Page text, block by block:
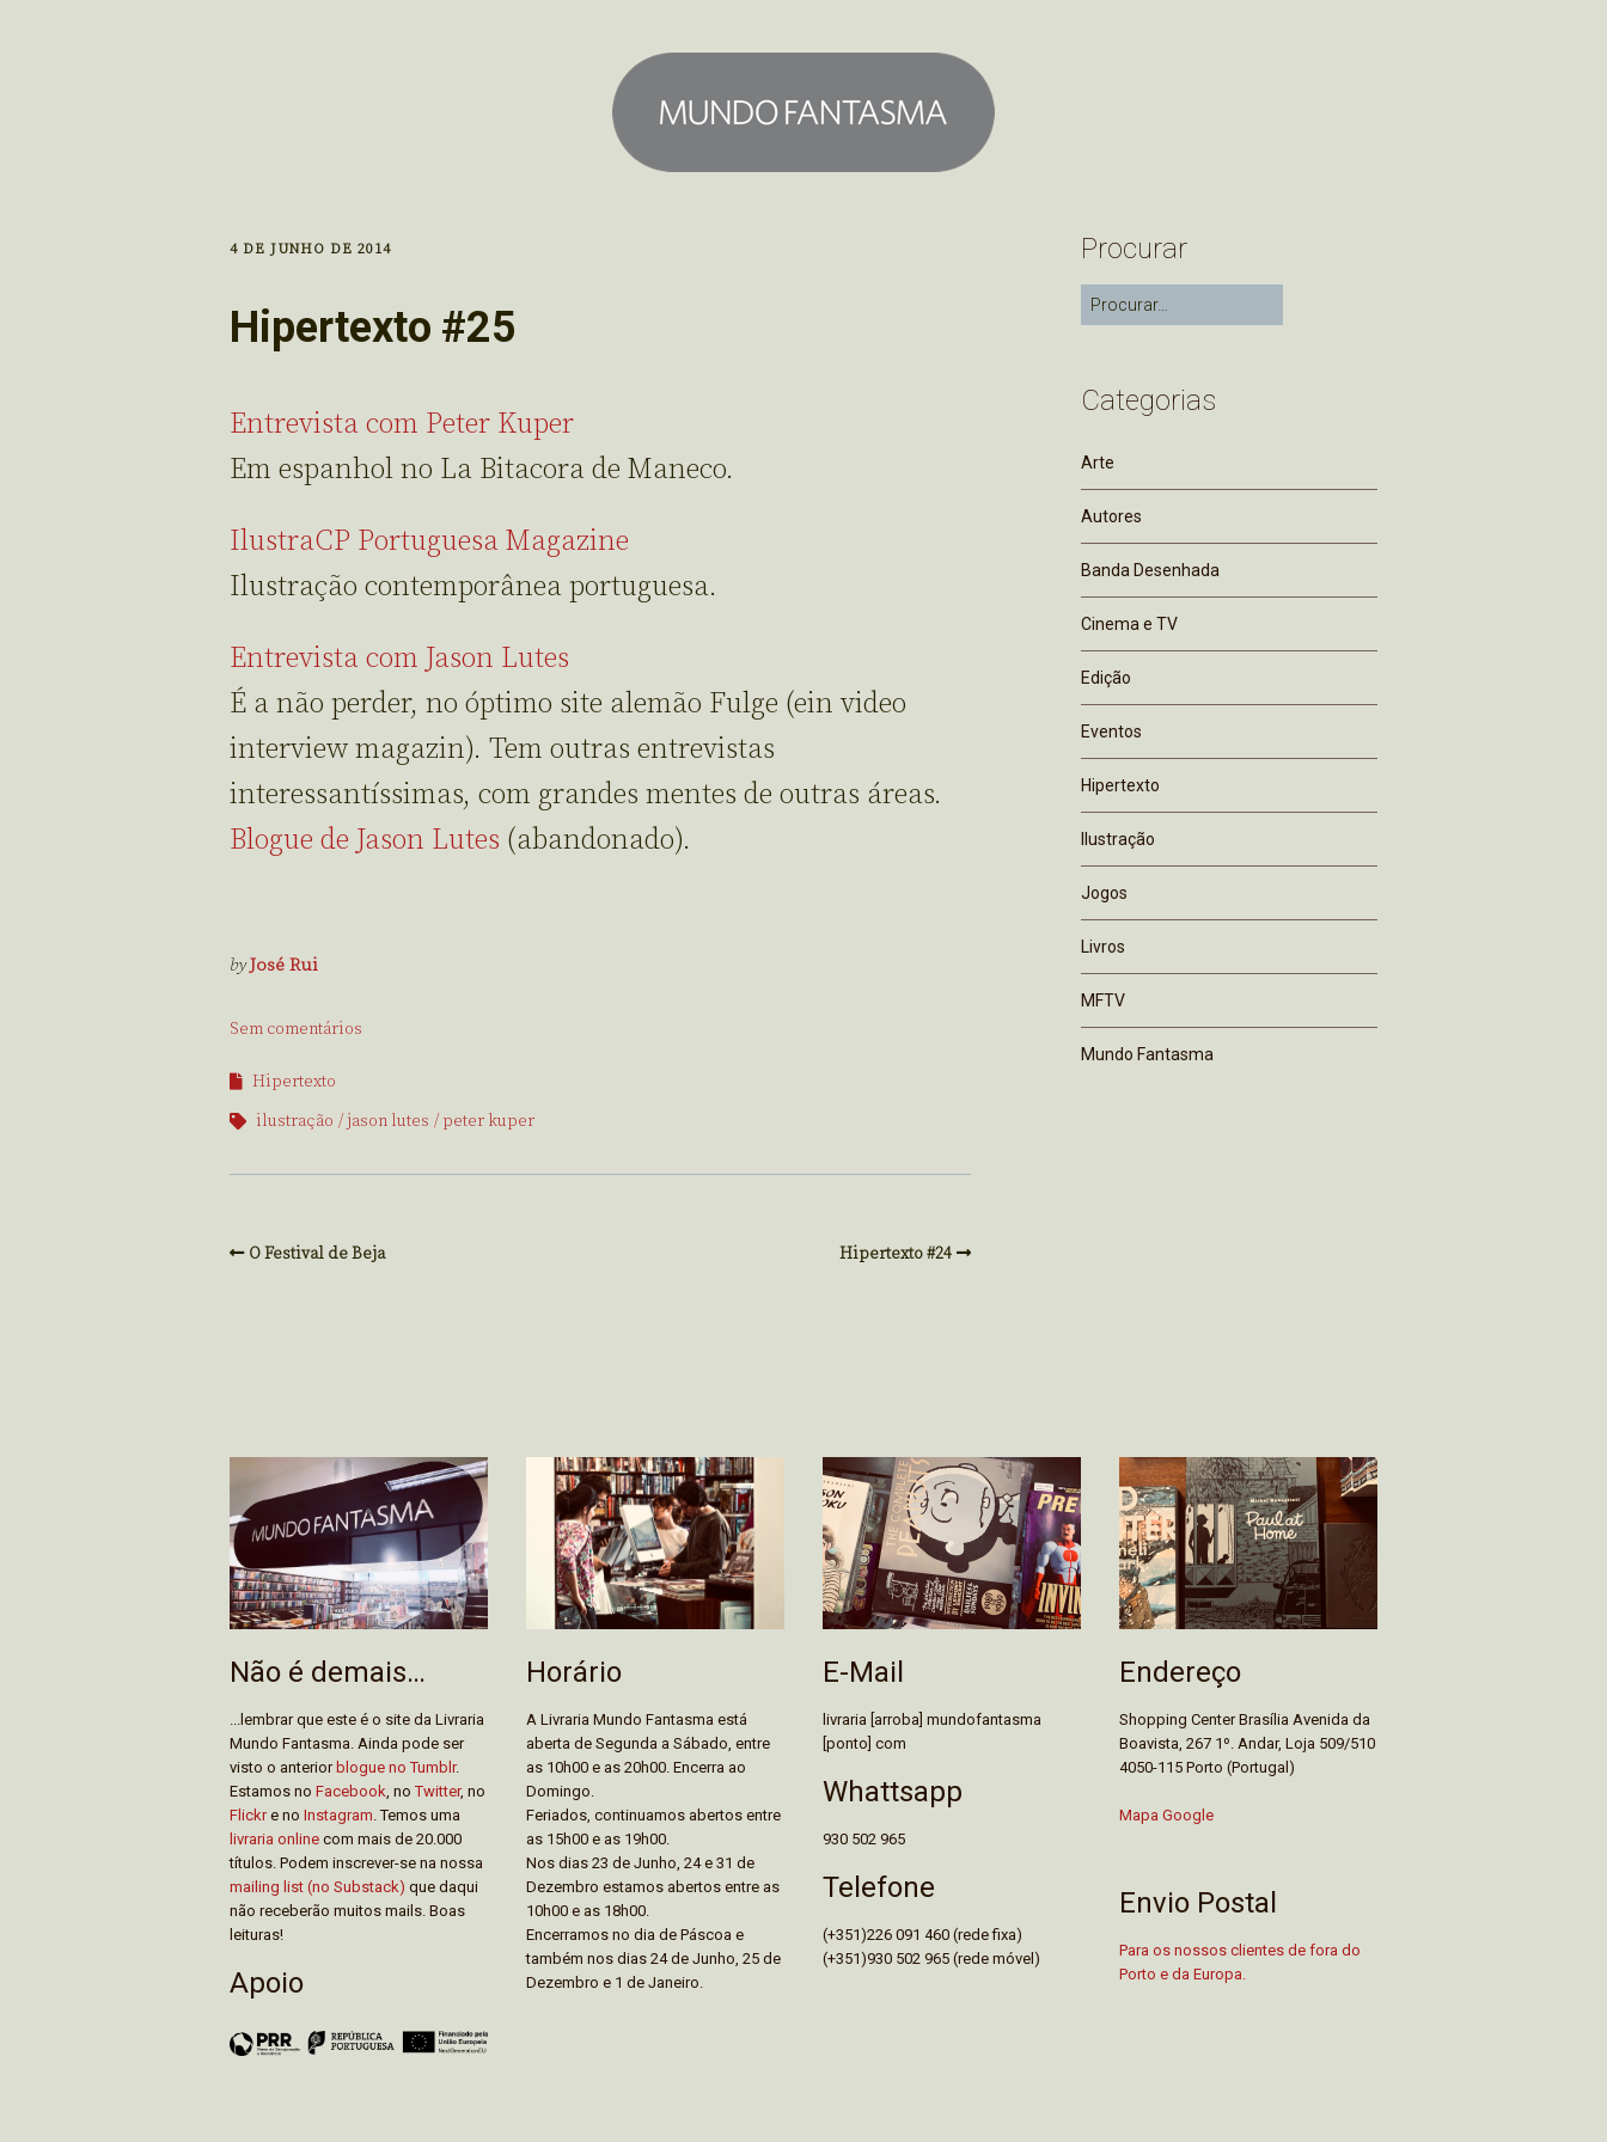
4 DE JUNHO DE 2014
Hipertexto #25
Entrevista com Peter Kuper
Em espanhol no La Bitacora de Maneco.
IlustraCP Portuguesa Magazine
Ilustração contemporânea portuguesa.
Entrevista com Jason Lutes
É a não perder, no óptimo site alemão Fulge (ein video
interview magazin). Tem outras entrevistas
interessantíssimas, com grandes mentes de outras áreas.
Blogue de Jason Lutes (abandonado).
byJosé Rui
Sem comentários
Hipertexto
ilustração
jason lutes peter kuper
O Festival de Beja Hipertexto #24
Procurar
Categorias
Arte
Autores
Banda Desenhada
Cinema e TV
Edição
Eventos
Hipertexto
Ilustração
Jogos
Livros
MFTV
Mundo Fantasma
Não é demais…
...lembrar que este é o site da Livraria
Mundo Fantasma. Ainda pode ser
visto o anteriorblogue no Tumblr.
Estamos no Facebook , noTwitter, no
Flickre no Instagram . Temos uma
livraria online com mais de 20.000
títulos. Podem inscrever-se na nossa
mailing list (no Substack) que daqui
não receberão muitos mails. Boas
leituras!
Apoio
Horário
A Livraria Mundo Fantasma está
aberta de Segunda a Sábado, entre
as 10h00 e as 20h00. Encerra ao
Domingo.
Feriados, continuamos abertos entre
as 15h00 e as 19h00.
Nos dias 23 de Junho, 24 e 31 de
Dezembro estamos abertos entre as
10h00 e as 18h00.
Encerramos no dia de Páscoa e
também nos dias 24 de Junho, 25 de
Dezembro e 1 de Janeiro.
E-Mail
livraria [arroba] mundofantasma
[ponto] com
Whattsapp
930 502 965
Telefone
(+351)226 091 460 (rede fixa)
(+351)930 502 965 (rede móvel)
Endereço
Shopping Center Brasília Avenida da
Boavista, 267 1º. Andar, Loja 509/510
4050-115 Porto (Portugal)
Mapa Google
Envio Postal
Para os nossos clientes de fora do
Porto e da Europa.